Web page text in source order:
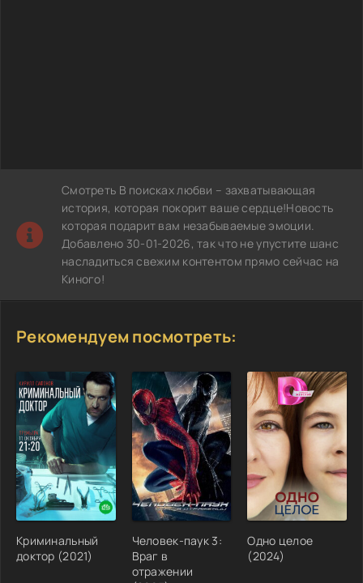
Смотреть В поисках любви – захватывающая
история, которая покорит ваше сердце!Новость
которая подарит вам незабываемые эмоции.
Добавлено 30-01-2026, так что не упустите шанс
насладиться свежим контентом прямо сейчас на
Киного!
Рекомендуем посмотреть:
Криминальный
доктор (2021)
Человек-паук 3:
Враг в
отражении
Одно целое
(2024)